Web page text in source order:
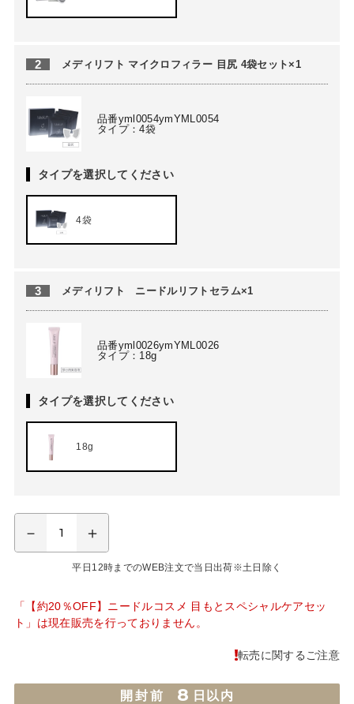
2 メディリフト マイクロフィラー 目尻 4袋セット×1
品番yml0054ymYML0054
タイプ：4袋
タイプを選択してください
4袋
3 メディリフト ニードルリフトセラム×1
品番yml0026ymYML0026
タイプ：18g
タイプを選択してください
18g
平日12時までのWEB注文で当日出荷※土日除く
「【約20％OFF】ニードルコスメ 目もとスペシャルケアセッ
ト」は現在販売を行っておりません。
転売に関するご注意
開封前 8 日以内